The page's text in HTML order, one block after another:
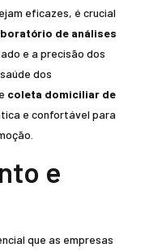
eficazes, é crucial
de análises
e a precisão dos
dos
coleta domiciliar de
e confortável para
e
que as empresas